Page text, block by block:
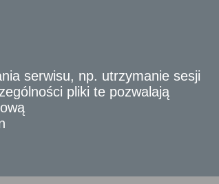
Operacyjnego Województwa Mazowieckiego
serwisu, np. utrzymanie sesji
pliki te pozwalają